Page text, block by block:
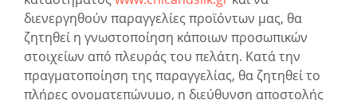
διενεργηθούν παραγγελίες προϊόντων μας, θα
ζητηθεί η γνωστοποίηση κάποιων προσωπικών
στοιχείων από πλευράς του πελάτη. Κατά την
πραγματοποίηση της παραγγελίας, θα ζητηθεί το
πλήρες ονοματεπώνυμο, η διεύθυνση αποστολής